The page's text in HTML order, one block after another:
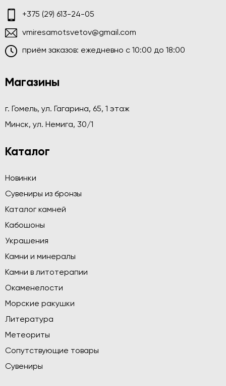
+375 (29) 613-24-05
vmiresamotsvetov@gmail.com
приём заказов: ежедневно c 10:00 до 18:00
Магазины
г. Гомель, ул. Гагарина, 65, 1 этаж
Минск, ул. Немига, 30/1
Каталог
Новинки
Сувениры из бронзы
Каталог камней
Кабошоны
Украшения
Камни и минералы
Камни в литотерапии
Окаменелости
Морские ракушки
Литература
Метеориты
Сопутствующие товары
Сувениры